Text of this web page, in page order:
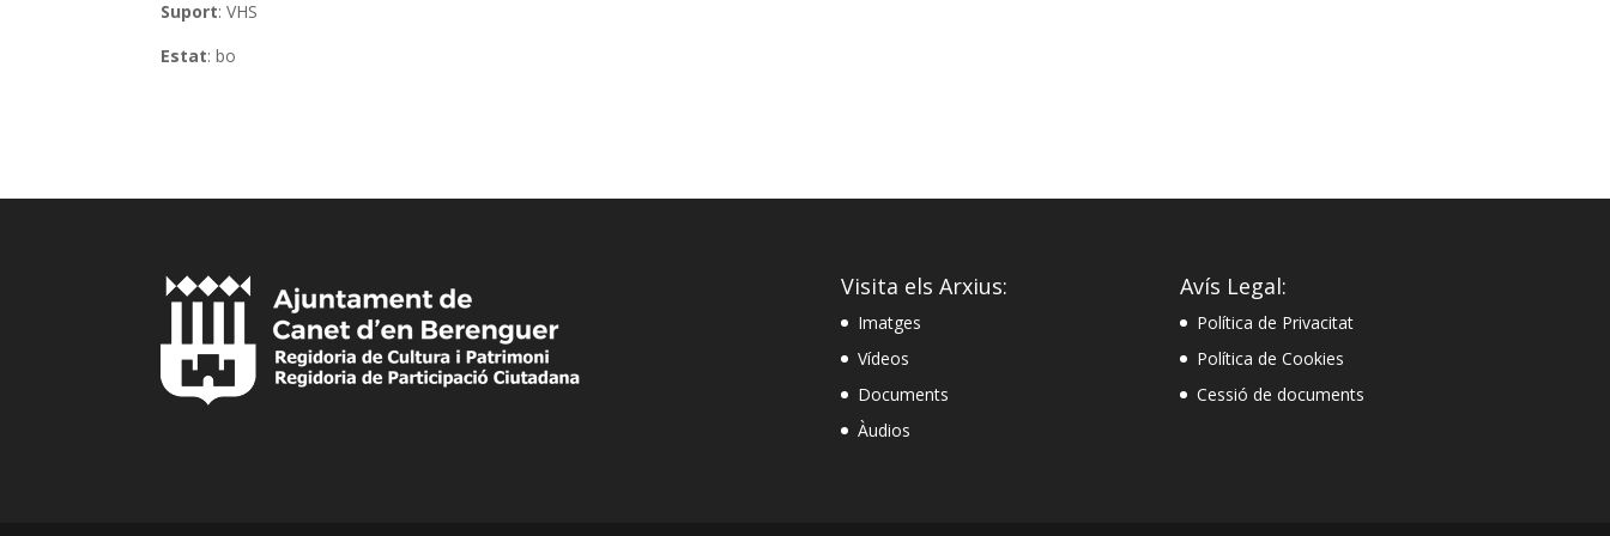
Suport: VHS
Estat: bo
Visita els Arxius:
Imatges
Vídeos
Documents
Àudios
Avís Legal:
Política de Privacitat
Política de Cookies
Cessió de documents